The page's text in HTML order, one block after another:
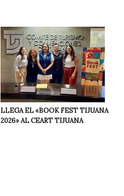
LLEGA EL «BOOK FEST TIJUANA
2026» AL CEART TIJUANA